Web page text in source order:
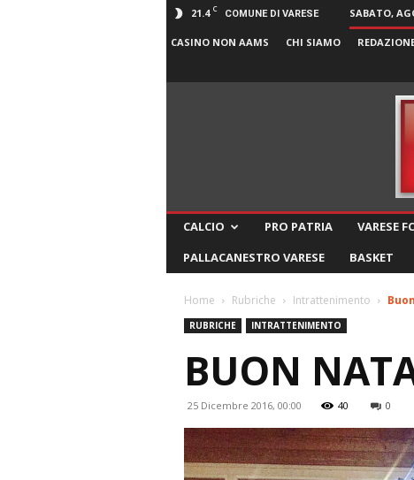
21.4 C COMUNE DI VARESE SABATO,
CASINO NON AAMS CHI SIAMO
CALCIO PRO PATRIA VARESE FC
PALLACANESTRO VARESE
BASKET
Home Rubriche Intrattenimento
RUBRICHE INTRATTENIMENTO
BUON
25 Dicembre 2016, 00:00 40 0